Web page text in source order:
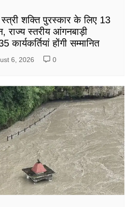
स्त्री शक्ति पुरस्कार के लिए 13
राज्य स्तरीय आंगनबाड़ी
होंगी सम्मानित
6, 2026 0